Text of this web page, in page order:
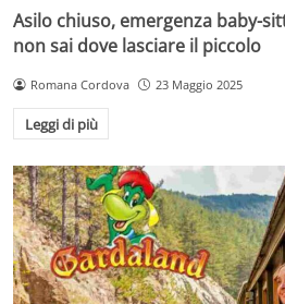
Asilo chiuso, emergenza baby-
non sai dove lasciare il piccolo
Romana Cordova 23 Maggio 2025
Leggi di più